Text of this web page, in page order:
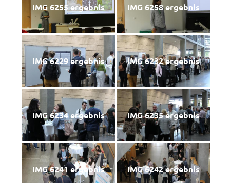
IMG 6255 ergebnis IMG 6258 ergebnis
IMG 6229 ergebnis IMG 6232 ergebnis
IMG 6234 ergebnis IMG 6235 ergebnis
IMG 6241 ergebnis IMG 6242 ergebnis